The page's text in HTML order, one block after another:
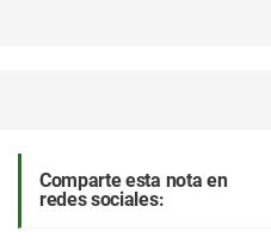
Comparte esta nota en
redes sociales: